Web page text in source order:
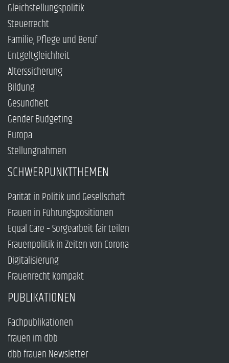
Gleichstellungspolitik
Steuerrecht
Familie, Pflege und Beruf
Entgeltgleichheit
Alterssicherung
Bildung
Gesundheit
Gender Budgeting
Europa
Stellungnahmen
SCHWERPUNKTTHEMEN
Parität in Politik und Gesellschaft
Frauen in Führungspositionen
Equal Care – Sorgearbeit fair teilen
Frauenpolitik in Zeiten von Corona
Digitalisierung
Frauenrecht kompakt
PUBLIKATIONEN
Fachpublikationen
frauen im dbb
dbb frauen Newsletter